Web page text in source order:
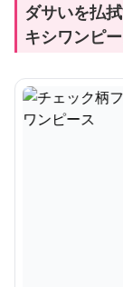
ダサいを払
キシワンピ